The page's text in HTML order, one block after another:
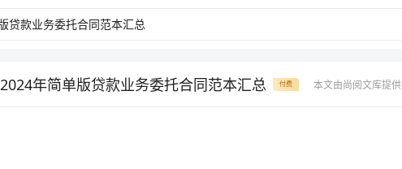
2024年简单版贷款业务委托合同范本汇总 付费 本文由尚阅文库提供